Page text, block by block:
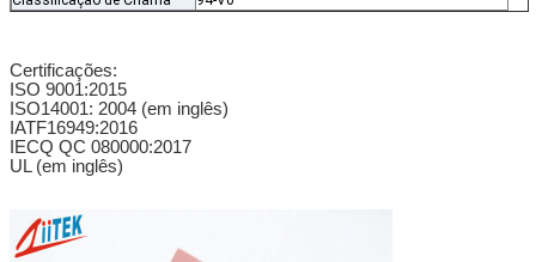
Certificações:
ISO 9001:2015
ISO14001: 2004 (em inglês)
IATF16949:2016
IECQ QC 080000:2017
UL (em inglês)